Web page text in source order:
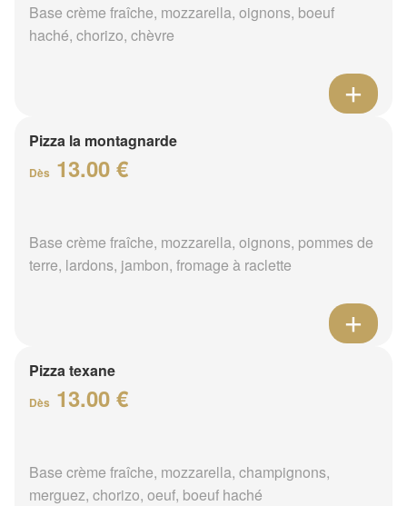
Base crème fraîche, mozzarella, oignons, boeuf
haché, chorizo, chèvre
Pizza la montagnarde
Dès 13.00 €
Base crème fraîche, mozzarella, oignons, pommes de
terre, lardons, jambon, fromage à raclette
Pizza texane
Dès 13.00 €
Base crème fraîche, mozzarella, champignons,
merguez, chorizo, oeuf, boeuf haché